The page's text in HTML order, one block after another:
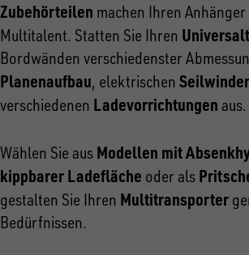
Zubehörteilen machen Ihren
Multitalent. Statten Sie Ihren
Bordwänden verschiedenster
Planenaufbau, elektrischen
verschiedenen Ladevorrichtungen aus.
Wählen Sie aus Modellen mit
kippbarer Ladefläche oder als
gestalten Sie Ihren Multitransporter
Bedürfnissen.